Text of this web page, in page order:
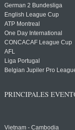
German 2 Bundesliga
English League Cup
ATP Montreal
One Day International
CONCACAF League Cup
AFL
Liga Portugal
Belgian Jupiler Pro
PRINCIPALES
Vietnam - Cambodia